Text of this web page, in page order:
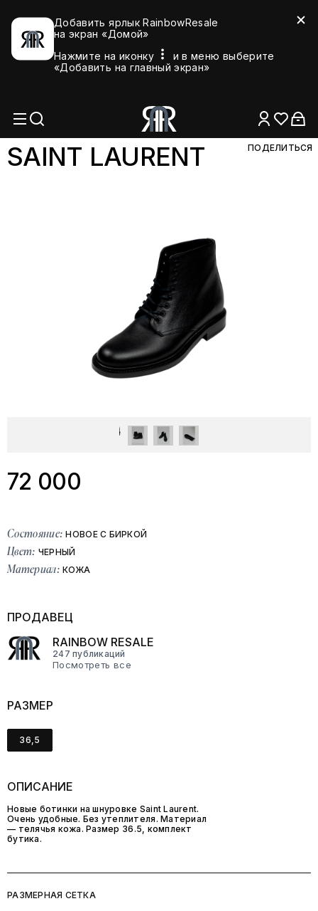
Добавить ярлык RainbowResale
на экран «Домой»
Нажмите на иконку
и в меню выберите
«Добавить на главный экран»
SAINT LAURENT ПОДЕЛИТЬСЯ
72 000
Состояние: НОВОЕ С БИРКОЙ
Цвет: ЧЕРНЫЙ
Материал: КОЖА
ПРОДАВЕЦ
RAINBOW RESALE
247 публикаций
Посмотреть все
РАЗМЕР
36,5
ОПИСАНИЕ
Новые ботинки на шнуровке Saint Laurent.
Очень удобные. Без утеплителя. Материал
— телячья кожа. Размер 36.5, комплект
бутика.
РАЗМЕРНАЯ СЕТКА